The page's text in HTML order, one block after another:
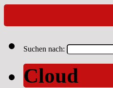
Suchen nach:
Cloud